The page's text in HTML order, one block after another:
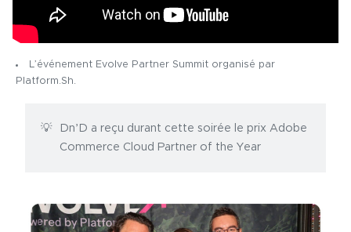
L’événement Evolve Partner Summit organisé par
Platform.Sh.
Dn’D a reçu durant cette soirée le prix Adobe
Commerce Cloud Partner of the Year